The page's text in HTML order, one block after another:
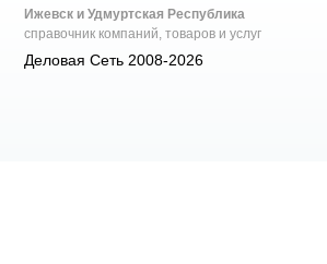
Ижевск и Удмуртская Республика
справочник компаний, товаров и услуг
Деловая Сеть 2008-2026